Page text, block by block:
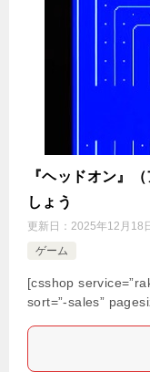
『ヘッドオン』
しょう
更新日： 2025年12月18
ゲーム
[csshop
sort=”-sales”